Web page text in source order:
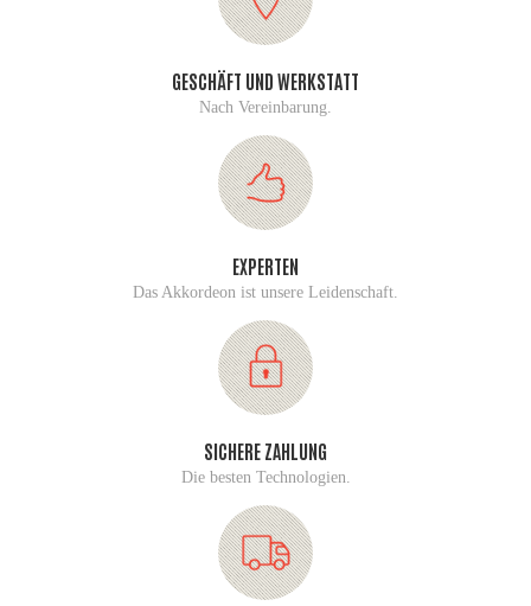
GESCHÄFT UND WERKSTATT
Nach Vereinbarung.
EXPERTEN
Das Akkordeon ist unsere Leidenschaft.
SICHERE ZAHLUNG
Die besten Technologien.